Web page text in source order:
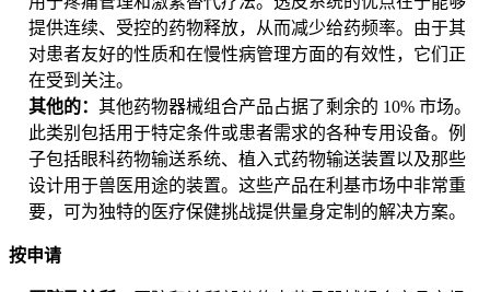
提供连续、受控的药物释放，从而减少给药频率。由于其
对患者友好的性质和在慢性病管理方面的有效性，它们正
在受到关注。
其他的： 其他药物器械组合产品占据了剩余的 10% 市场。
此类别包括用于特定条件或患者需求的各种专用设备。例
子包括眼科药物输送系统、植入式药物输送装置以及那些
设计用于兽医用途的装置。这些产品在利基市场中非常重
要，可为独特的医疗保健挑战提供量身定制的解决方案。
按申请